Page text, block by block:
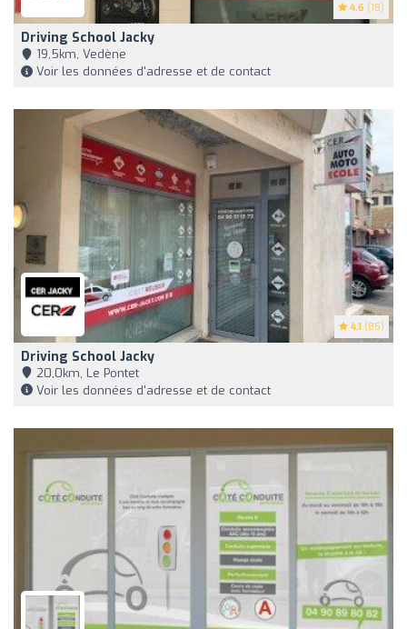
4.6 (18)
Driving School Jacky
19,5km, Vedène
Voir les données d'adresse et de contact
4.1 (85)
Driving School Jacky
20,0km, Le Pontet
Voir les données d'adresse et de contact